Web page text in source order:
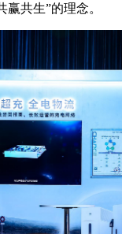
共生”的理念。